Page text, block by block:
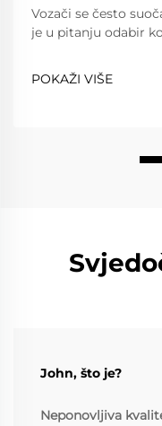
Vozači se često
je u pitanju odabir
propisa, dok vožnja
POKAŽI VIŠE
John, što je?
Neponovljiva